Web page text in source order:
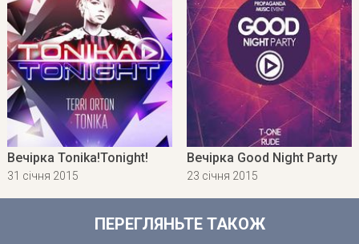
Вечірка Tonika!Tonight!
31 січня 2015
Вечірка Good Night Party
23 січня 2015
ПЕРЕГЛЯНЬТЕ ТАКОЖ